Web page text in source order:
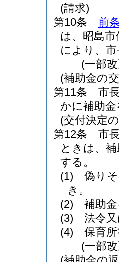
(請求)
第10条
前
は、昭島市
により、
(一部
(補助金の
第11条
市
かに補助
(交付決定
第12条
市
ときは、
する。
(1)
偽り
き。
(2)
補助
(3)
法令
(4)
保育
(一部